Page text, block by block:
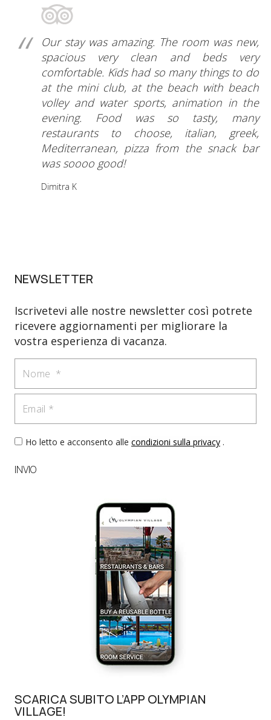
Our stay was amazing. The room was new,
spacious very clean and beds very
comfortable. Kids had so many things to do
at the mini club, at the beach with beach
volley and water sports, animation in the
evening. Food was so tasty, many
restaurants to choose, italian, greek,
Mediterranean, pizza from the snack bar
was soooo good!
Dimitra K
NEWSLETTER
Iscrivetevi alle nostre newsletter così potrete
ricevere aggiornamenti per migliorare la
vostra esperienza di vacanza.
Ho letto e acconsento alle condizioni sulla privacy .
INVIO
SCARICA SUBITO L’APP OLYMPIAN
VILLAGE!